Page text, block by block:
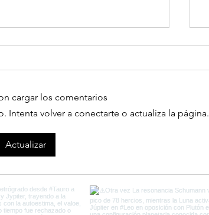
Ultimos días de Plutón en
Capricornio y el fin de la
cargar los comentarios
Intenta volver a conectarte o actualiza la página.
Actualizar